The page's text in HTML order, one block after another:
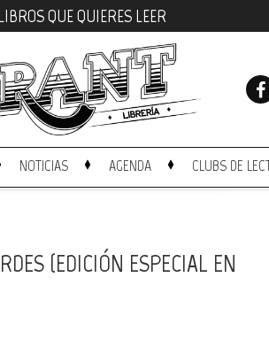
QUE QUIERES LEER
NOTICIAS AGENDA CLUBS DE
(EDICIÓN ESPECIAL EN